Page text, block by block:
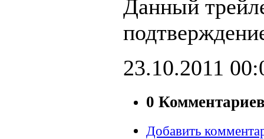
Данный
23.10.2011
0
Добавить